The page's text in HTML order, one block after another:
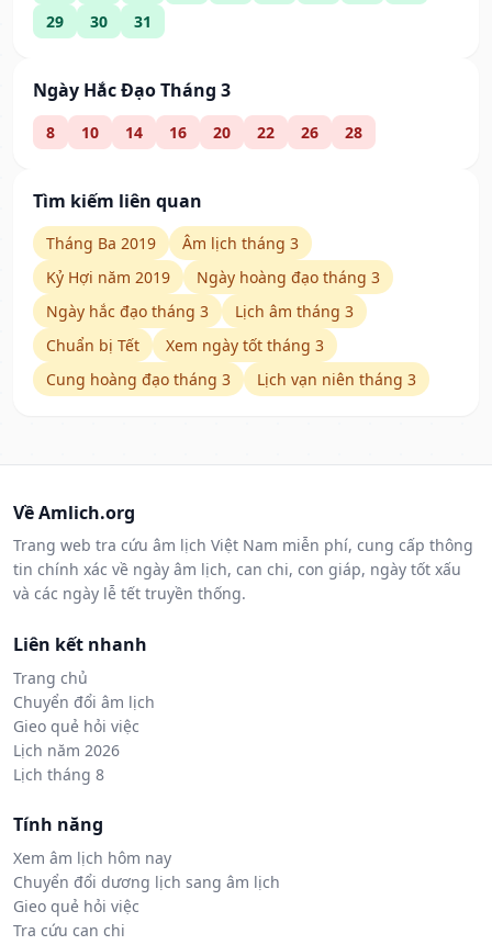
29
30 31
Ngày Hắc Đạo Tháng 3
8 10 14 16 20 22 26 28
Tìm kiếm liên quan
Tháng Ba 2019
Âm lịch tháng 3
Kỷ Hợi năm 2019
Ngày hoàng đạo tháng 3
Ngày hắc đạo tháng 3
Lịch âm tháng 3
Chuẩn bị Tết
Xem ngày tốt tháng 3
Cung hoàng đạo tháng 3
Lịch vạn niên tháng 3
Về Amlich.org
Trang web tra cứu âm lịch Việt Nam miễn phí, cung cấp thông
tin chính xác về ngày âm lịch, can chi, con giáp, ngày tốt xấu
và các ngày lễ tết truyền thống.
Liên kết nhanh
Trang chủ
Chuyển đổi âm lịch
Gieo quẻ hỏi việc
Lịch năm 2026
Lịch tháng 8
Tính năng
Xem âm lịch hôm nay
Chuyển đổi dương lịch sang âm lịch
Gieo quẻ hỏi việc
Tra cứu can chi